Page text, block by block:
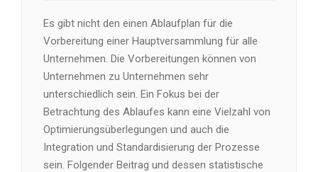
Es gibt nicht den einen Ablaufplan für die
Vorbereitung einer Hauptversammlung für alle
Unternehmen. Die Vorbereitungen können von
Unternehmen zu Unternehmen sehr
unterschiedlich sein. Ein Fokus bei der
Betrachtung des Ablaufes kann eine Vielzahl von
Optimierungsüberlegungen und auch die
Integration und Standardisierung der Prozesse
sein. Folgender Beitrag und dessen statistische